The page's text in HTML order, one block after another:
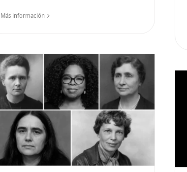
Más información
La impaciencia, principal
enemigo del cambio de
cultura en las
organizaciones